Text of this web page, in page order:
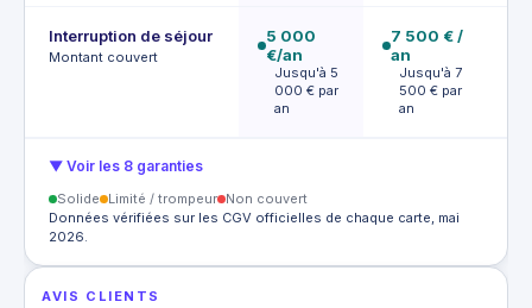
Interruption de séjour
Montant couvert
5 000
€/an
Jusqu'à 5
000 € par
an
7 500 € /
an
Jusqu'à 7
500 € par
an
▼ Voir les 8 garanties
Solide Limité / trompeur Non couvert
Données vérifiées sur les CGV officielles de chaque carte, mai
2026.
AVIS CLIENTS